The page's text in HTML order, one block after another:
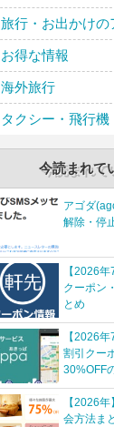
旅行・お出かけの
お得な情報
海外旅行
タクシー・飛行機
今読まれて
アゴダ
解除・停
【2026
クーポン
とめ
【2026
割引クー
30%OFF
【2026
会方法ま